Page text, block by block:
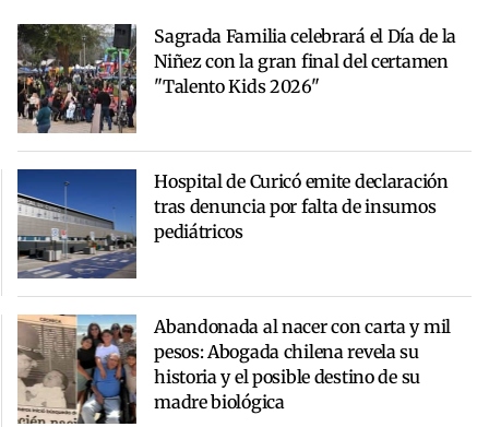
Sagrada Familia celebrará el Día de la
Niñez con la gran final del certamen
"Talento Kids 2026"
Hospital de Curicó emite declaración
tras denuncia por falta de insumos
pediátricos
Abandonada al nacer con carta y mil
pesos: Abogada chilena revela su
historia y el posible destino de su
madre biológica